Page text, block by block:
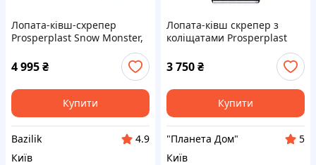
Лопата-ківш-схрепер
Prosperplast Snow Monster,
74,5х135 см, ківш пластик,
ручка метал
4 995₴
Купити
Bazilik
4.9
Київ
Лопата-ківш скрепер з
коліщатами Prosperplast
Arctic L Eco, 67х150 см, ковш
пластик, ручка метал
3 750₴
Купити
"Планета Дом"
5
Київ